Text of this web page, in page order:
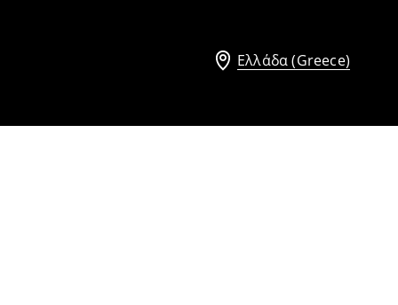
Ελλάδα (Greece)